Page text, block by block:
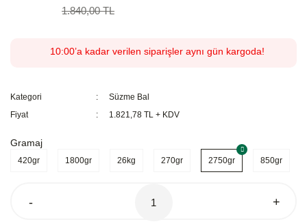
1.840,00 TL
10:00’a kadar verilen siparişler aynı gün kargoda!
Kategori
Süzme Bal
Fiyat
1.821,78 TL + KDV
Gramaj
420gr 1800gr 26kg 270gr 2750gr 850gr
- +